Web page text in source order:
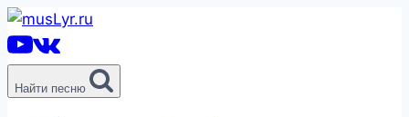
Перейти
к
содержимому
Найти песню